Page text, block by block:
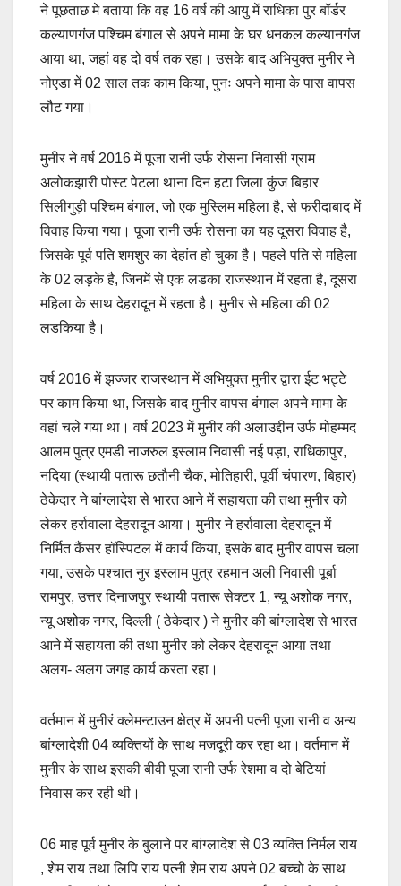
ने पूछताछ मे बताया कि वह 16 वर्ष की आयु में राधिका पुर बॉर्डर
कल्याणगंज पश्चिम बंगाल से अपने मामा के घर धनकल कल्यानगंज
आया था, जहां वह दो वर्ष तक रहा। उसके बाद अभियुक्त मुनीर ने
नोएडा में 02 साल तक काम किया, पुनः अपने मामा के पास वापस
लौट गया।
मुनीर ने वर्ष 2016 में पूजा रानी उर्फ रोसना निवासी ग्राम
अलोकझारी पोस्ट पेटला थाना दिन हटा जिला कुंज बिहार
सिलीगुड़ी पश्चिम बंगाल, जो एक मुस्लिम महिला है, से फरीदाबाद में
विवाह किया गया। पूजा रानी उर्फ रोसना का यह दूसरा विवाह है,
जिसके पूर्व पति शमशुर का देहांत हो चुका है। पहले पति से महिला
के 02 लड़के है, जिनमें से एक लडका राजस्थान में रहता है, दूसरा
महिला के साथ देहरादून में रहता है। मुनीर से महिला की 02
लडकिया है।
वर्ष 2016 में झज्जर राजस्थान में अभियुक्त मुनीर द्वारा ईट भट्टे
पर काम किया था, जिसके बाद मुनीर वापस बंगाल अपने मामा के
वहां चले गया था। वर्ष 2023 में मुनीर की अलाउद्दीन उर्फ मोहम्मद
आलम पुत्र एमडी नाजरुल इस्लाम निवासी नई पड़ा, राधिकापुर,
नदिया (स्थायी पतारू छतौनी चैक, मोतिहारी, पूर्वी चंपारण, बिहार)
ठेकेदार ने बांग्लादेश से भारत आने में सहायता की तथा मुनीर को
लेकर हर्रावाला देहरादून आया। मुनीर ने हर्रावाला देहरादून में
निर्मित कैंसर हॉस्पिटल में कार्य किया, इसके बाद मुनीर वापस चला
गया, उसके पश्चात नुर इस्लाम पुत्र रहमान अली निवासी पूर्बा
रामपुर, उत्तर दिनाजपुर स्थायी पतारू सेक्टर 1, न्यू अशोक नगर,
न्यू अशोक नगर, दिल्ली ( ठेकेदार ) ने मुनीर की बांग्लादेश से भारत
आने में सहायता की तथा मुनीर को लेकर देहरादून आया तथा
अलग- अलग जगह कार्य करता रहा।
वर्तमान में मुनीरं क्लेमन्टाउन क्षेत्र में अपनी पत्नी पूजा रानी व अन्य
बांग्लादेशी 04 व्यक्तियों के साथ मजदूरी कर रहा था। वर्तमान में
मुनीर के साथ इसकी बीवी पूजा रानी उर्फ रेशमा व दो बेटियां
निवास कर रही थी।
06 माह पूर्व मुनीर के बुलाने पर बांग्लादेश से 03 व्यक्ति निर्मल राय
, शेम राय तथा लिपि राय पत्नी शेम राय अपने 02 बच्चो के साथ